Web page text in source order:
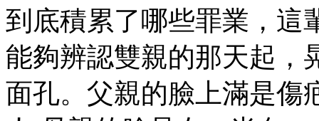
到底積累了哪些罪業，這
能夠辨認雙親的那天起，
面孔。父親的臉上滿是傷